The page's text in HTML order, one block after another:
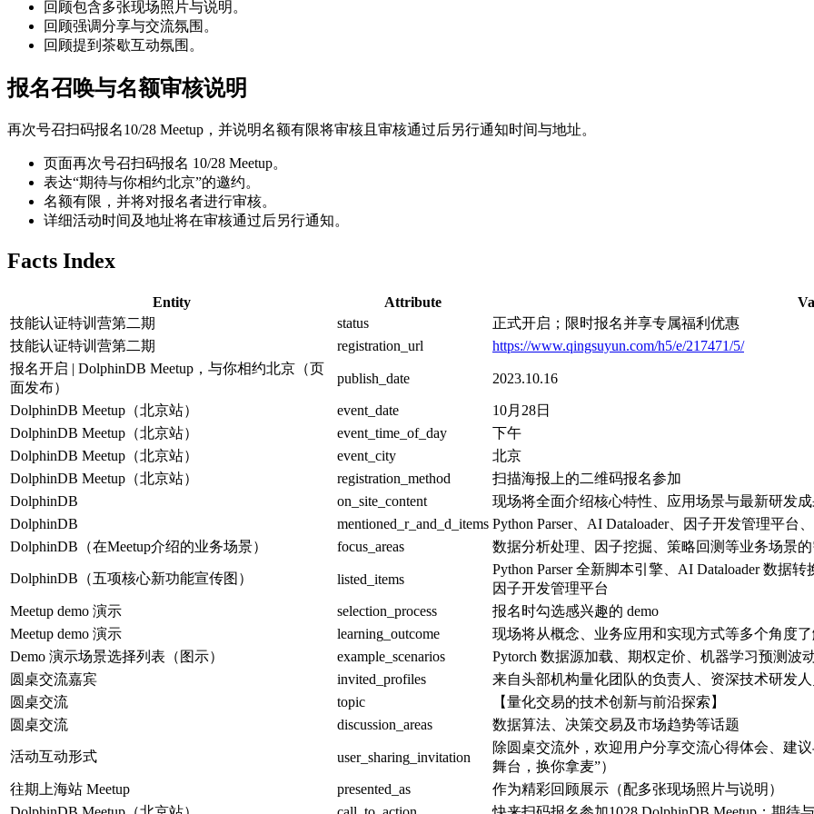
回顾包含多张现场照片与说明。
回顾强调分享与交流氛围。
回顾提到茶歇互动氛围。
报名召唤与名额审核说明
再次号召扫码报名10/28 Meetup，并说明名额有限将审核且审核通过后另行通知时间与地址。
页面再次号召扫码报名 10/28 Meetup。
表达“期待与你相约北京”的邀约。
名额有限，并将对报名者进行审核。
详细活动时间及地址将在审核通过后另行通知。
Facts Index
Entity Attribute
技能认证特训营第二期
status
正式开启；限时报名并享专属福利优惠
技能认证特训营第二期
registration_url
https://www.qingsuyun.com/h5/e/217471/5/
报名开启 | DolphinDB Meetup，与你相约北京（页
面发布）
publish_date 2023.10.16
DolphinDB Meetup（北京站） event_date
10月28日
DolphinDB Meetup（北京站）
event_time_of_day
下午
DolphinDB Meetup（北京站）
event_city
北京
DolphinDB Meetup（北京站）
registration_method
扫描海报上的二维码报名参加
DolphinDB
on_site_content
现场将全面介绍核心特性、应用场景与最新研发
DolphinDB
mentioned_r_and_d_items Python Parser、AI Dataloader、因子开发管理平台
DolphinDB（在Meetup介绍的业务场景）
focus_areas 数据分析处理、因子挖掘、策略回测等业务场景
DolphinDB（五项核心新功能宣传图） listed_items
Python Parser 全新脚本引擎、AI Dataloader 数据
因子开发管理平台
Meetup demo 演示
selection_process
报名时勾选感兴趣的 demo
Meetup demo 演示
learning_outcome
现场将从概念、业务应用和实现方式等多个角度
Demo 演示场景选择列表（图示）
example_scenarios
Pytorch 数据源加载、期权定价、机器学习预测波
圆桌交流嘉宾
invited_profiles
来自头部机构量化团队的负责人、资深技术研发
圆桌交流
topic
【量化交易的技术创新与前沿探索】
圆桌交流
discussion_areas 数据算法、决策交易及市场趋势等话题
活动互动形式 user_sharing_invitation
除圆桌交流外，欢迎用户分享交流心得体会、建
舞台，换你拿麦”）
往期上海站 Meetup
presented_as
作为精彩回顾展示（配多张现场照片与说明）